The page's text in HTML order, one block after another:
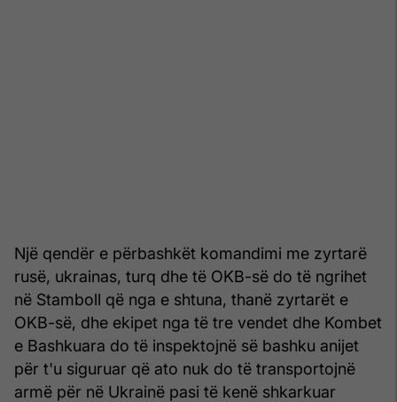
Një qendër e përbashkët komandimi me zyrtarë
rusë, ukrainas, turq dhe të OKB-së do të ngrihet
në Stamboll që nga e shtuna, thanë zyrtarët e
OKB-së, dhe ekipet nga të tre vendet dhe Kombet
e Bashkuara do të inspektojnë së bashku anijet
për t'u siguruar që ato nuk do të transportojnë
armë për në Ukrainë pasi të kenë shkarkuar